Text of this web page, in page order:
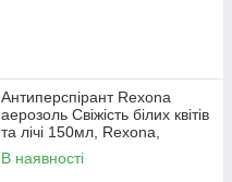
Антиперспірант Rexona
аерозоль Свіжість білих квітів
та лічі 150мл, Rexona,
Арт.54435
В наявності